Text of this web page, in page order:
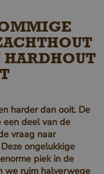
HARDHOUT
harder dan ooit. De
een deel van de
vraag naar
ongelukkige
piek in de
we ruim halverwege